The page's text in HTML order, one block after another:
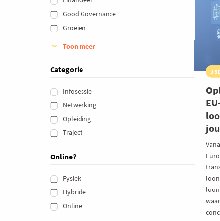
Good Governance
Groeien
Toon meer
Categorie
Infosessie
Netwerking
Opleiding
Traject
Online?
Fysiek
Hybride
Online
3